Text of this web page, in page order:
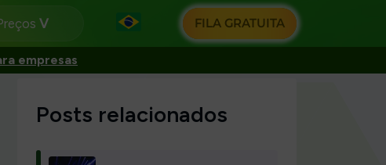
FILA GRATUITA
empresas
Posts relacionados